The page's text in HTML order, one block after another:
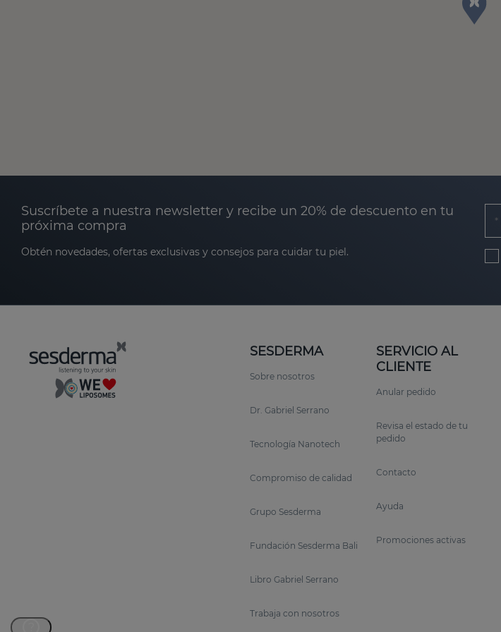
Suscríbete a nuestra newsletter y recibe un 20% de descuento en tu
próxima compra
Obtén novedades, ofertas exclusivas y consejos para cuidar tu piel.
SESDERMA
Sobre nosotros
Dr. Gabriel Serrano
Tecnología Nanotech
Compromiso de calidad
Grupo Sesderma
Fundación Sesderma Bali
Libro Gabriel Serrano
Trabaja con nosotros
SERVICIO AL
CLIENTE
Anular pedido
Revisa el estado de tu
pedido
Contacto
Ayuda
Promociones activas